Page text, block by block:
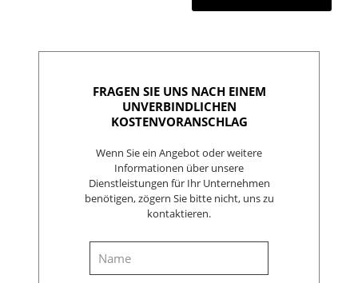
FRAGEN SIE UNS NACH EINEM
UNVERBINDLICHEN
KOSTENVORANSCHLAG
Wenn Sie ein Angebot oder weitere
Informationen über unsere
Dienstleistungen für Ihr Unternehmen
benötigen, zögern Sie bitte nicht, uns zu
kontaktieren.